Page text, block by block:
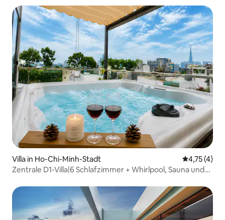
Villa in Ho-Chi-Minh-Stadt
4,75 (4)
Zentrale D1-Villa|6 Schlafzimmer + Whirlpool, Sauna und